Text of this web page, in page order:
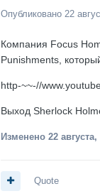
Опубликовано 22
Компания Focus
Punishments,
http-~~-//
Выход Sherlock
Изменено 22 августа,
Quote